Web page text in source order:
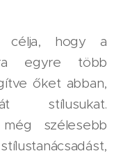
célja, hogy a
egyre több
őket abban,
stílusukat.
még szélesebb